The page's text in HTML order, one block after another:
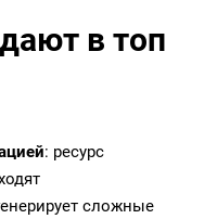
в топ
: ресурс
сложные